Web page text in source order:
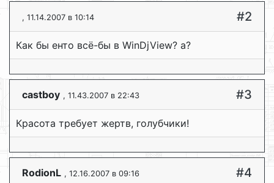
, 11.14.2007 в 10:14 #2
Как бы енто всё-бы в WinDjView? a?
castboy , 11.43.2007 в 22:43 #3
Красота требует жертв, голубчики!
RodionL , 12.16.2007 в 09:16 #4